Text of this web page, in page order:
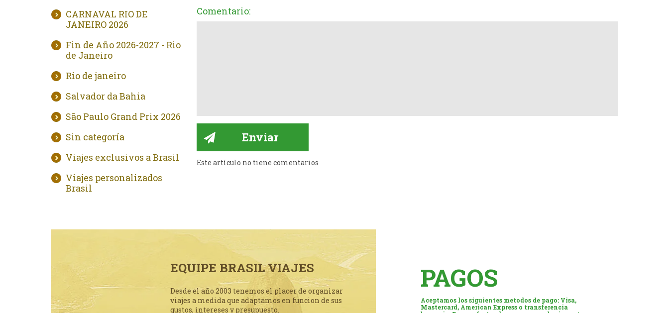
CARNAVAL RIO DE
JANEIRO 2026
Fin de Año 2026-2027 - Rio
de Janeiro
Rio de janeiro
Salvador da Bahia
São Paulo Grand Prix 2026
Sin categoría
Viajes exclusivos a Brasil
Viajes personalizados
Brasil
Comentario:
Este artículo no tiene comentarios
EQUIPE BRASIL VIAJES
Desde el año 2003 tenemos el placer de organizar
viajes a medida que adaptamos en funcion de sus
gustos, intereses y presupuesto.
PAGOS
Aceptamos los siguientes metodos de pago: Visa,
Mastercard, American Express o transferencia